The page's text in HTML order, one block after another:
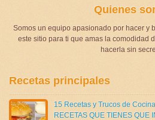
Quienes
Somos un equipo apasionado por hacer y
este sitio para ti que amas la comodidad
hacerla sin
Recetas principales
15 Recetas y Trucos de
RECETAS QUE TIENES QUE